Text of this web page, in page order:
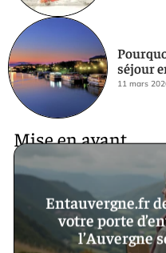
séjour
11 mars
Mise en avant
Entauvergne.fr
votre porte
l’Auvergne